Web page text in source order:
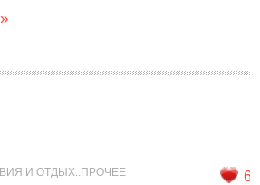
И ОТДЫХ::ПРОЧЕЕ 6